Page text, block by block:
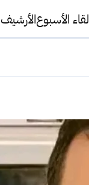
لقاء الأسبوعالأرشيف